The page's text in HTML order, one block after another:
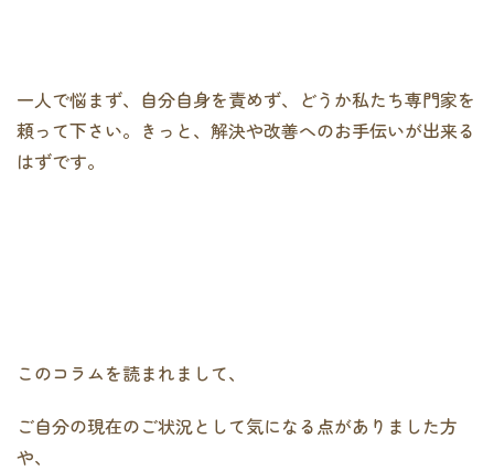
一人で悩まず、自分自身を責めず、どうか私たち専門家を
頼って下さい。きっと、解決や改善へのお手伝いが出来る
はずです。
このコラムを読まれまして、
ご自分の現在のご状況として気になる点がありました方
や、